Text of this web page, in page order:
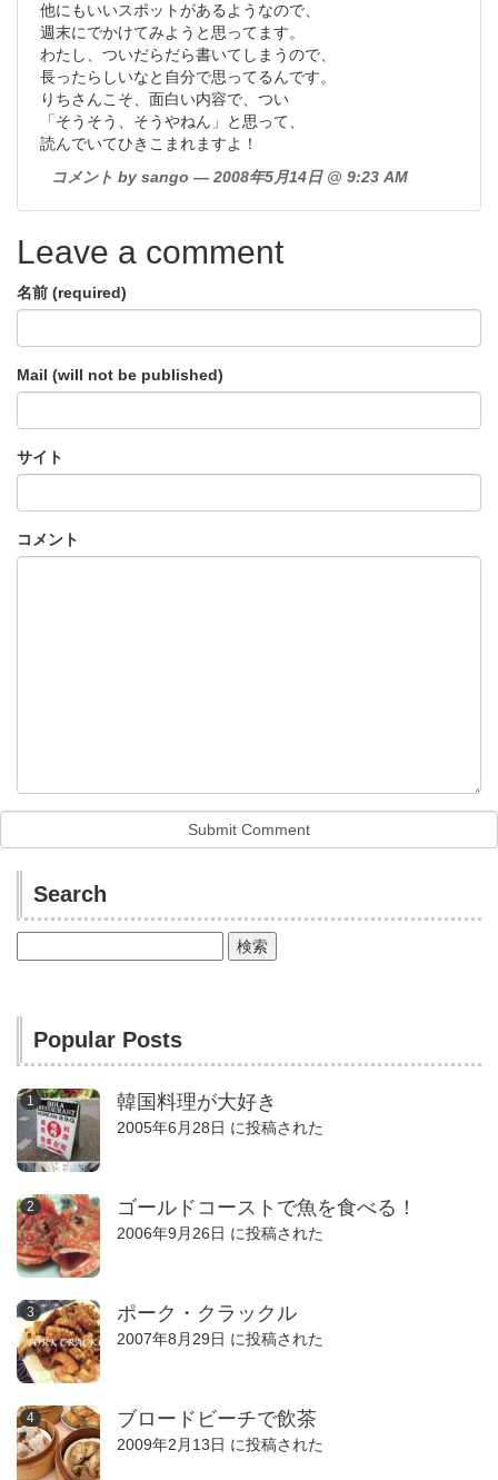
他にもいいスポットがあるようなので、
週末にでかけてみようと思ってます。
わたし、ついだらだら書いてしまうので、
長ったらしいなと自分で思ってるんです。
りちさんこそ、面白い内容で、つい
「そうそう、そうやねん」と思って、
読んでいてひきこまれますよ！
コメント by sango — 2008年5月14日 @ 9:23 AM
Leave a comment
名前 (required)
Mail (will not be published)
サイト
コメント
Search
索:
Popular Posts
韓国料理が大好き
2005年6月28日 に投稿された
ゴールドコーストで魚を食べる！
2006年9月26日 に投稿された
ポーク・クラックル
2007年8月29日 に投稿された
ブロードビーチで飲茶
2009年2月13日 に投稿された